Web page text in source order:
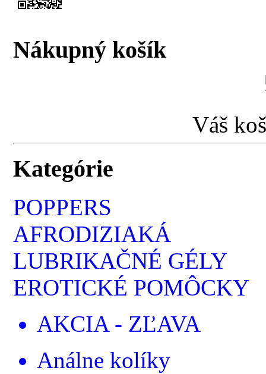
Nákupný košík
Váš
Kategórie
POPPERS
AFRODIZIAKÁ
LUBRIKAČNÉ GÉLY
EROTICKÉ POMÔCKY
AKCIA - ZĽAVA
Análne kolíky